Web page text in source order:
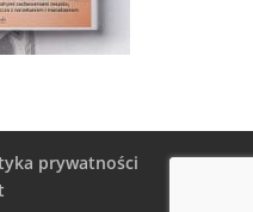
prywatności